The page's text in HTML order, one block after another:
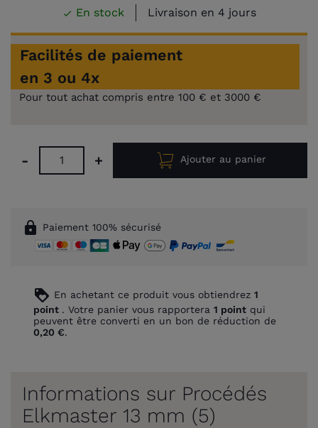
 En stock Livraison en 4 jours
Facilités de paiement
en 3 ou 4x
Pour tout achat compris entre 100 € et 3000 €
- + Ajouter au panier
lock Paiement 100% sécurisé
loyalty En achetant ce produit vous obtiendrez 1
point . Votre panier vous rapportera 1 point qui
peuvent être converti en un bon de réduction de
0,20 €.
Informations sur Procédés
Elkmaster 13 mm (5)